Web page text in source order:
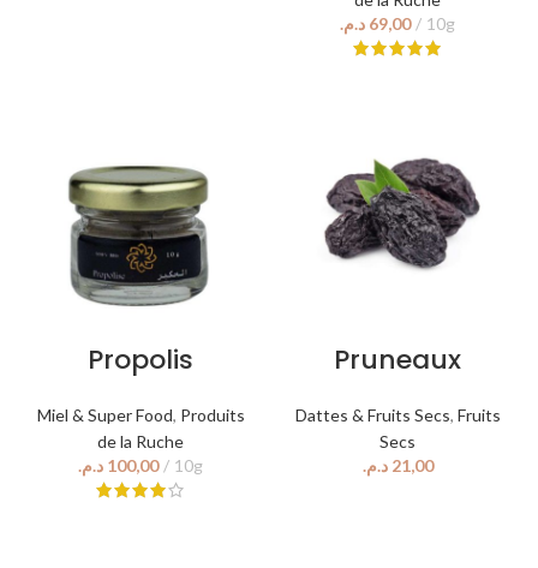
د.م.
Propolis
Miel & Super Food, Produits
de la Ruche
د.م.
Pruneaux
Dattes & Fruits Secs, Fruits
Secs
د.م.